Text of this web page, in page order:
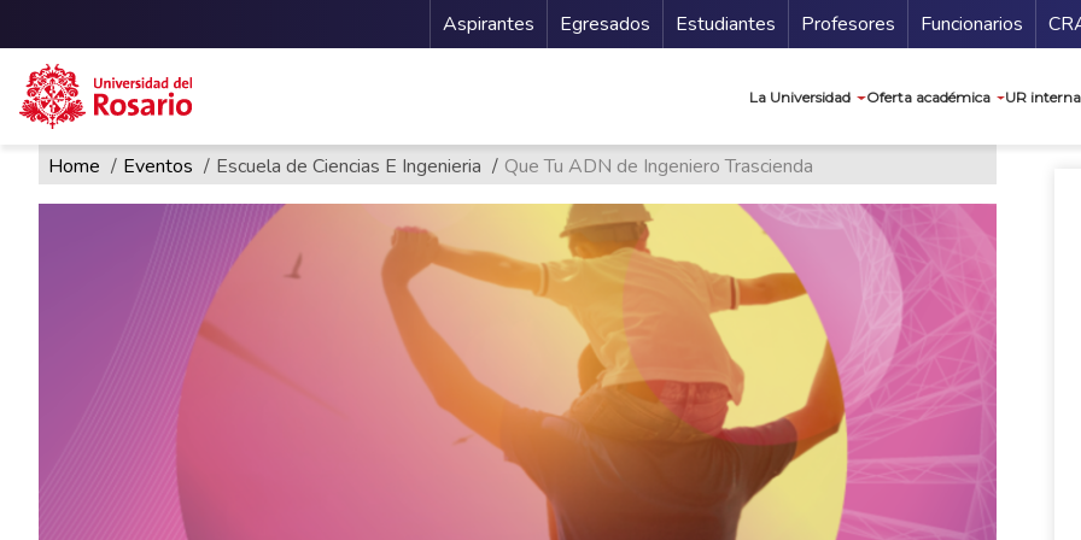
Pasar al contenido principal
Menu Secundario
Aspirantes Egresados Estudiantes Profesores Funcionarios
La Universidad Oferta académica UR
Ruta de navegación
Home Eventos Escuela de Ciencias E Ingenieria Que Tu ADN de Ingeniero Trascienda